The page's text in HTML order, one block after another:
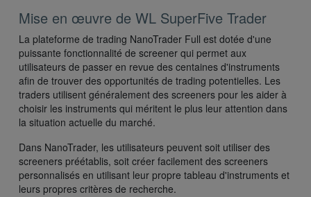
Mise en œuvre de WL SuperFive Trader
La plateforme de trading NanoTrader Full est dotée d'une
puissante fonctionnalité de screener qui permet aux
utilisateurs de passer en revue des centaines d'instruments
afin de trouver des opportunités de trading potentielles. Les
traders utilisent généralement des screeners pour les aider à
choisir les instruments qui méritent le plus leur attention dans
la situation actuelle du marché.
Dans NanoTrader, les utilisateurs peuvent soit utiliser des
screeners préétablis, soit créer facilement des screeners
personnalisés en utilisant leur propre tableau d'instruments et
leurs propres critères de recherche.